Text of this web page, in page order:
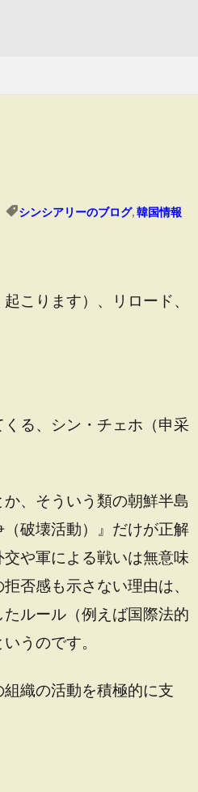
シンシアリーのブログ,韓国情報
こります）、リロード、
る、シン・チェホ（申采
、そういう類の朝鮮半島
破壊活動）』だけが正解
や軍による戦いは無意味
否感も示さない理由は、
ルール（例えば国際法的
うのです。
組織の活動を積極的に支